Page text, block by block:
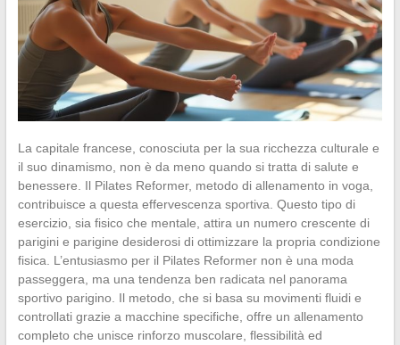
La capitale francese, conosciuta per la sua ricchezza culturale e
il suo dinamismo, non è da meno quando si tratta di salute e
benessere. Il Pilates Reformer, metodo di allenamento in voga,
contribuisce a questa effervescenza sportiva. Questo tipo di
esercizio, sia fisico che mentale, attira un numero crescente di
parigini e parigine desiderosi di ottimizzare la propria condizione
fisica. L’entusiasmo per il Pilates Reformer non è una moda
passeggera, ma una tendenza ben radicata nel panorama
sportivo parigino. Il metodo, che si basa su movimenti fluidi e
controllati grazie a macchine specifiche, offre un allenamento
completo che unisce rinforzo muscolare, flessibilità ed